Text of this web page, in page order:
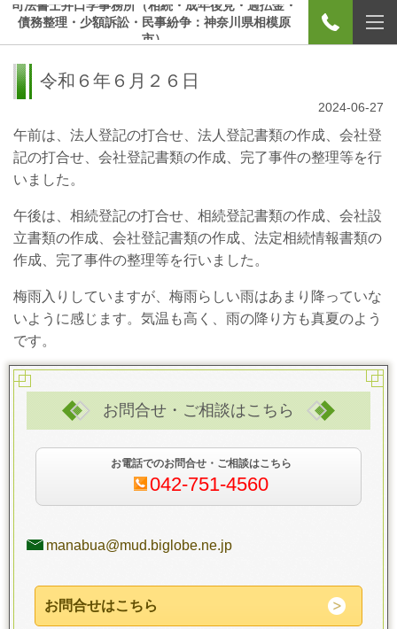
司法書士井口学事務所（相続・成年後見・過払金・
債務整理・少額訴訟・民事紛争：神奈川県相模原
市）
令和６年６月２６日
2024-06-27
午前は、法人登記の打合せ、法人登記書類の作成、会社登
記の打合せ、会社登記書類の作成、完了事件の整理等を行
いました。
午後は、相続登記の打合せ、相続登記書類の作成、会社設
立書類の作成、会社登記書類の作成、法定相続情報書類の
作成、完了事件の整理等を行いました。
梅雨入りしていますが、梅雨らしい雨はあまり降っていな
いように感じます。気温も高く、雨の降り方も真夏のよう
です。
お問合せ・ご相談はこちら
お電話でのお問合せ・ご相談はこちら
042-751-4560
manabua@mud.biglobe.ne.jp
お問合せはこちら